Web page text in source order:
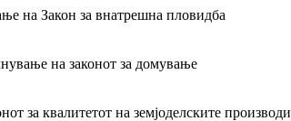
на Закон за внатрешна пловидба
на законот за домување
за квалитетот на земјоделските производи